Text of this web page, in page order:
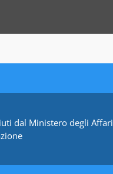
dal Ministero degli Affari